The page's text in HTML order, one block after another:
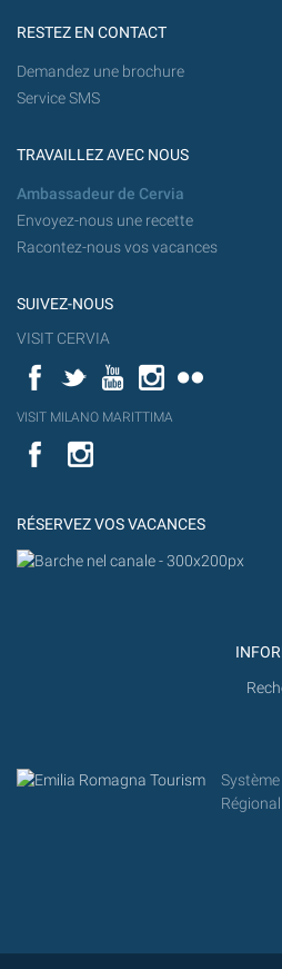
RESTEZ EN CONTACT
Demandez une brochure
Service SMS
TRAVAILLEZ AVEC NOUS
Ambassadeur de Cervia
Envoyez-nous une recette
Racontez-nous vos vacances
SUIVEZ-NOUS
VISIT CERVIA
FacebookTwitterYouTubeInstagram
YouT
VISIT MILANO MARITTIMA
Flick
VISIT
MILANO
YouTube
RÉSERVEZ VOS VACANCES
Régional